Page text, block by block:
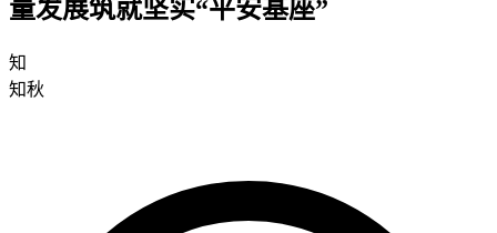
量发展筑就坚实“平安基座”
知
知秋